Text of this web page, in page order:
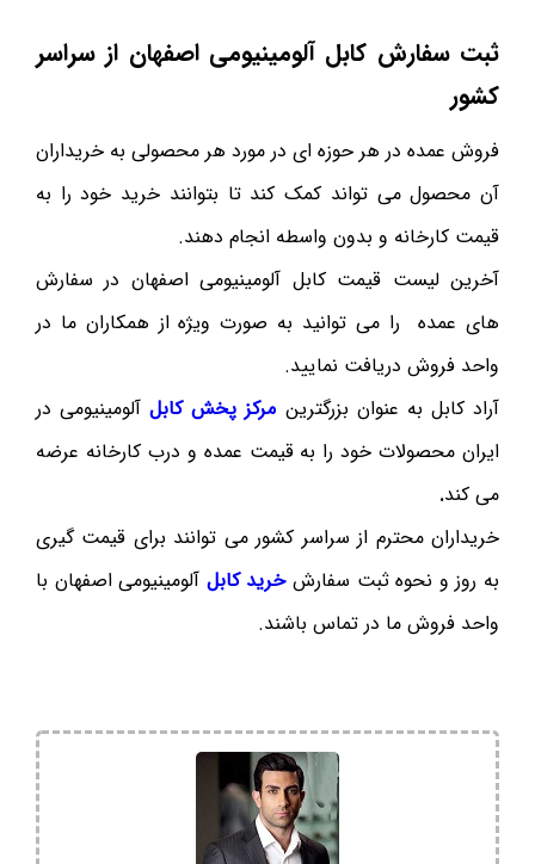
ثبت سفارش کابل آلومینیومی اصفهان از سراسر
کشور
فروش عمده در هر حوزه ای در مورد هر محصولی به خریداران
آن محصول می تواند کمک کند تا بتوانند خرید خود را به
قیمت کارخانه و بدون واسطه انجام دهند.
آخرین لیست قیمت کابل آلومینیومی اصفهان در سفارش
های عمده را می توانید به صورت ویژه از همکاران ما در
واحد فروش دریافت نمایید.
آراد کابل به عنوان بزرگترین مرکز پخش کابلآلومینیومی در
ایران محصولات خود را به قیمت عمده و درب کارخانه عرضه
می کند.
خریداران محترم از سراسر کشور می توانند برای قیمت گیری
به روز و نحوه ثبت سفارشخرید کابل آلومینیومی اصفهان با
واحد فروش ما در تماس باشند.